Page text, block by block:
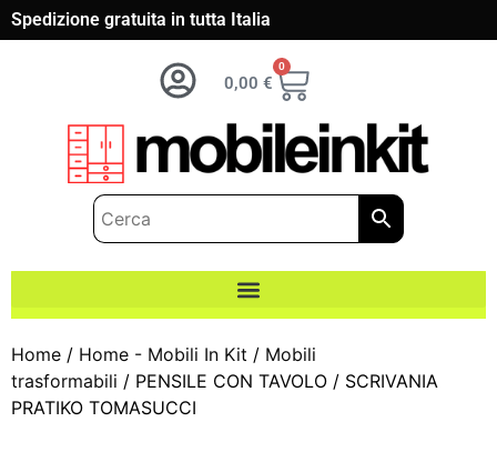
Spedizione gratuita in tutta Italia
0,00 €
0
Home / Home - Mobili In Kit / Mobili
trasformabili / PENSILE CON TAVOLO / SCRIVANIA
PRATIKO TOMASUCCI